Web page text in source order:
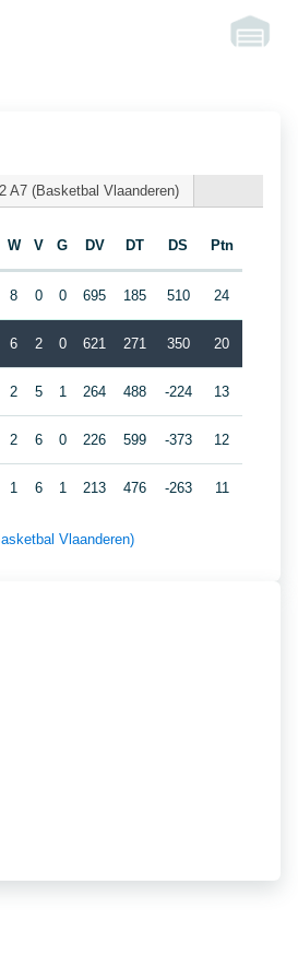
A7 (Basketbal Vlaanderen)
W V G DV DT DS Ptn
8 0 0 695 185 510 24
6 2 0 621 271 350 20
2 5 1 264 488 -224 13
2 6 0 226 599 -373 12
1 6 1 213 476 -263 11
Vlaanderen)